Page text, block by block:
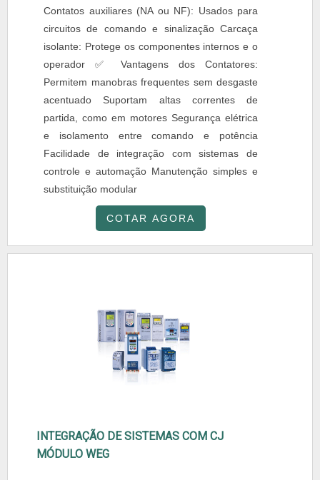
Contatos auxiliares (NA ou NF): Usados para
circuitos de comando e sinalização Carcaça
isolante: Protege os componentes internos e o
operador ✅ Vantagens dos Contatores:
Permitem manobras frequentes sem desgaste
acentuado Suportam altas correntes de
partida, como em motores Segurança elétrica
e isolamento entre comando e potência
Facilidade de integração com sistemas de
controle e automação Manutenção simples e
substituição modular
COTAR AGORA
INTEGRAÇÃO DE SISTEMAS COM CJ
MÓDULO WEG